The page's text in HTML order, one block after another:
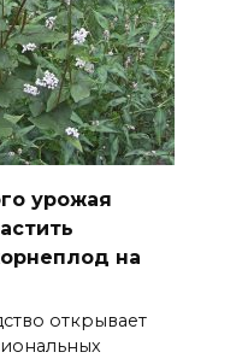
урожая
на
открывает